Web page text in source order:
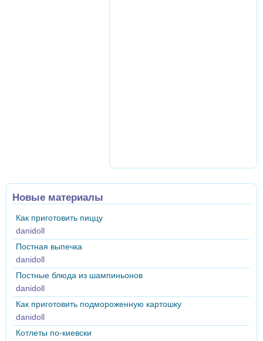
Новые материалы
Как приготовить пиццу
danidoll
Постная выпечка
danidoll
Постные блюда из шампиньонов
danidoll
Как приготовить подмороженную картошку
danidoll
Котлеты по-киевски